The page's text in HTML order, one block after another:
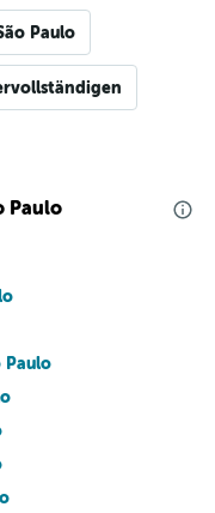
Paulo
Paulo
Paulo